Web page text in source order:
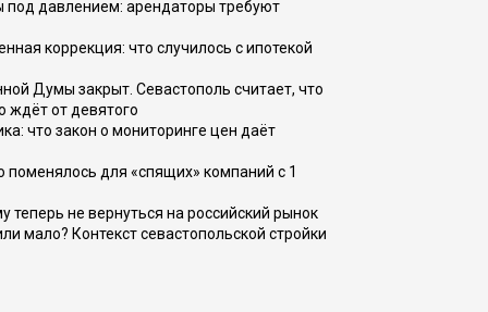
под давлением: арендаторы требуют
коррекция: что случилось с ипотекой
Думы закрыт. Севастополь считает, что
ждёт от девятого
что закон о мониторинге цен даёт
для «спящих» компаний с 1
теперь не вернуться на российский рынок
мало? Контекст севастопольской стройки